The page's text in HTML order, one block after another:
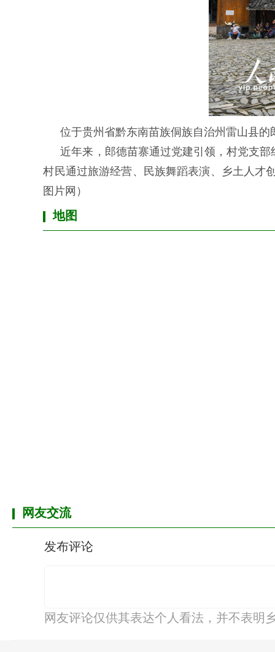
位于贵州省黔东南苗族侗族自治州雷山县
近年来，郎德苗寨通过党建引领，村党支
村民通过旅游经营、民族舞蹈表演、乡土人才
图片网）
地图
网友交流
发布评论
网友评论仅供其表达个人看法，并不表明